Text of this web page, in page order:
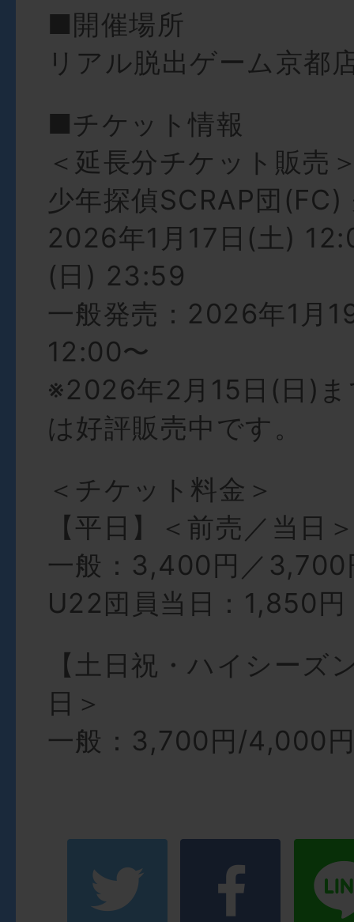
■開催場所
リアル脱出ゲーム京都
■チケット情報
＜延長分チケット販売
少年探偵SCRAP団(FC)
2026年1月17日(土)
(日) 23:59
一般発売：2026年1月
12:00〜
※2026年2月15日(日)
は好評販売中です。
＜チケット料金＞
【平日】＜前売／当日
一般：3,400円／3,700
U22団員当日：1,850円
【土日祝・ハイシーズ
日＞
一般：3,700円/4,000